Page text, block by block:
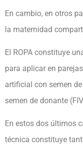
En cambio, en otros
la maternidad
El ROPA constituye
para aplicar en
artificial con semen
semen de donante
En estos dos últimos
técnica constituye